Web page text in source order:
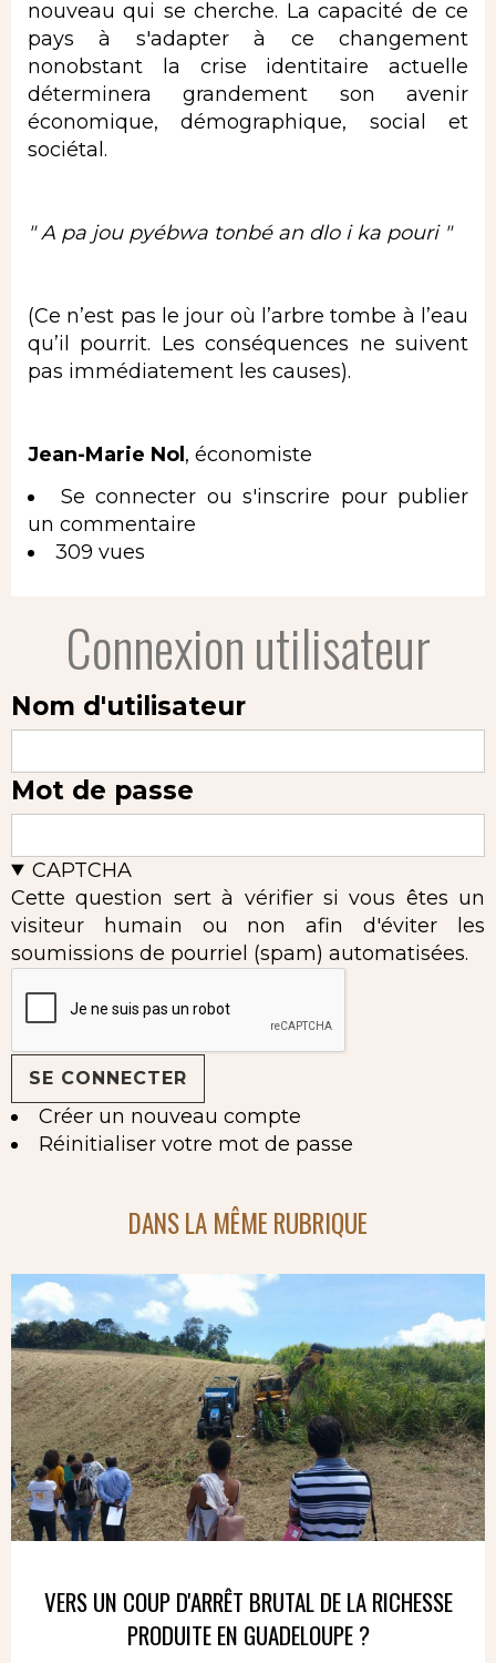
nouveau qui se cherche. La capacité de ce
pays à s'adapter à ce changement
nonobstant la crise identitaire actuelle
déterminera grandement son avenir
économique, démographique, social et
sociétal.
" A pa jou pyébwa tonbé an dlo i ka pouri "
(Ce n’est pas le jour où l’arbre tombe à l’eau
qu’il pourrit. Les conséquences ne suivent
pas immédiatement les causes).
Jean-Marie Nol , économiste
Se connecter ou s'inscrire pour publier
un commentaire
309 vues
Connexion utilisateur
Nom d'utilisateur
Mot de passe
CAPTCHA
Cette question sert à vérifier si vous êtes un
visiteur humain ou non afin d'éviter les
soumissions de pourriel (spam) automatisées.
Créer un nouveau compte
Réinitialiser votre mot de passe
DANS LA MÊME RUBRIQUE
VERS UN COUP D'ARRÊT BRUTAL DE LA RICHESSE
PRODUITE EN GUADELOUPE ?